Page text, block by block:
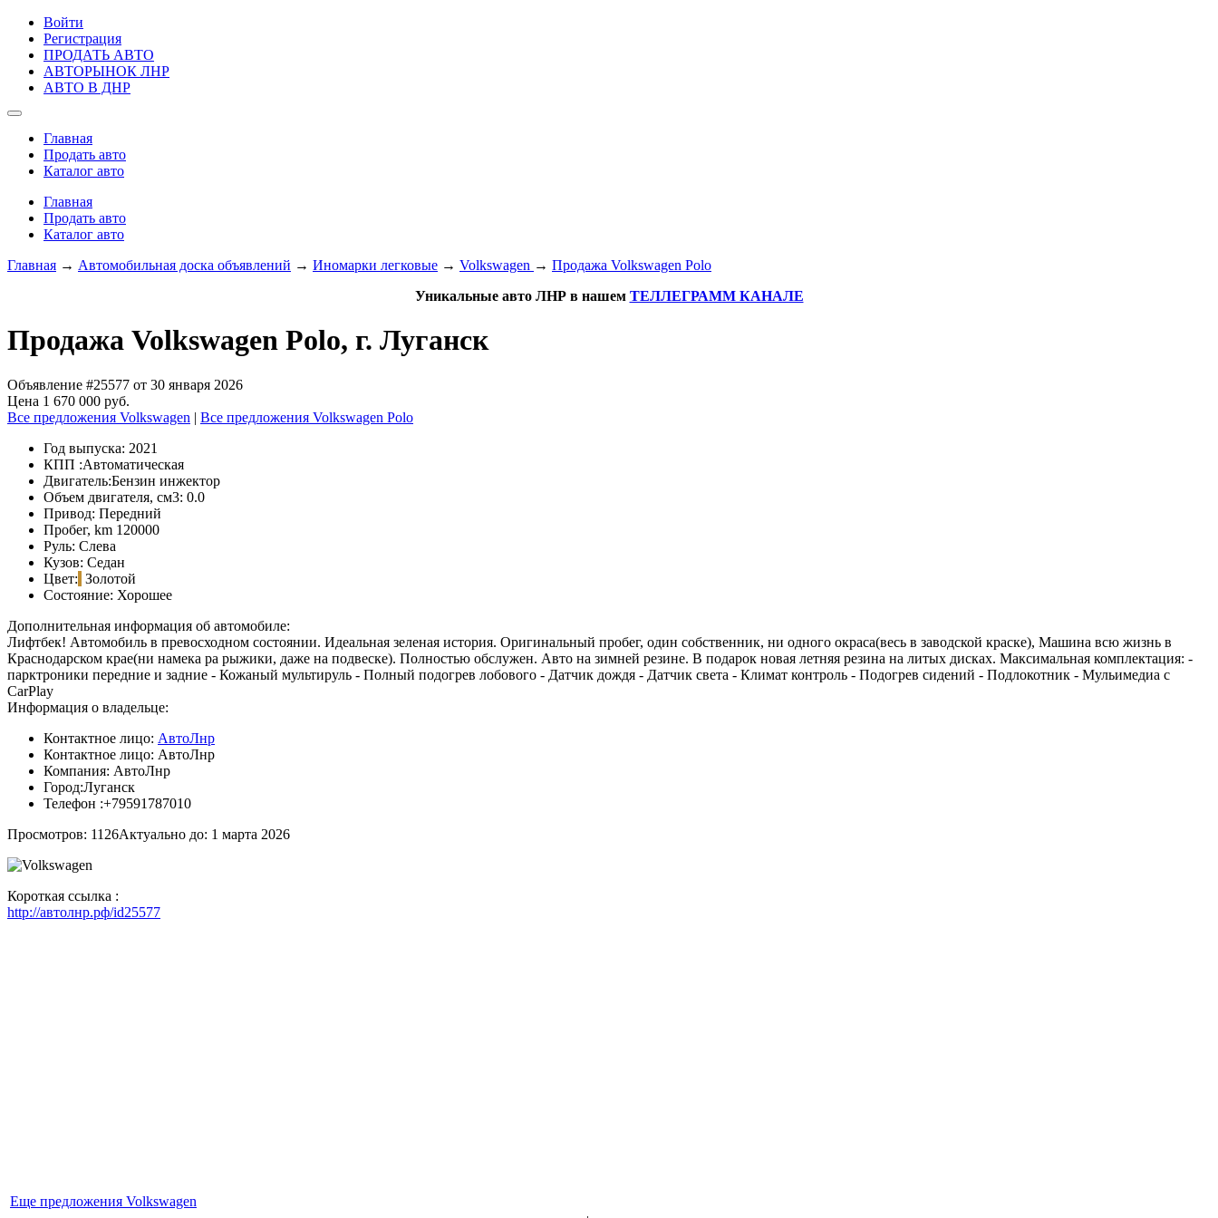
Войти
Регистрация
ПРОДАТЬ АВТО
АВТОРЫНОК ЛНР
АВТО В ДНР
Главная
Продать авто
Каталог авто
Главная
Продать авто
Каталог авто
Главная → Автомобильная доска объявлений → Иномарки легковые → Volkswagen → Продажа Volkswagen Polo
Уникальные авто ЛНР в нашем ТЕЛЛЕГРАММ КАНАЛЕ
Продажа Volkswagen Polo, г. Луганск
Объявление #25577 от 30 января 2026
Цена 1 670 000 руб.
Все предложения Volkswagen | Все предложения Volkswagen Polo
Год выпуска: 2021
КПП :Автоматическая
Двигатель:Бензин инжектор
Объем двигателя, см3: 0.0
Привод: Передний
Пробег, km 120000
Руль: Слева
Кузов: Седан
Цвет: Золотой
Состояние: Хорошее
Дополнительная информация об автомобиле:
Лифтбек! Автомобиль в превосходном состоянии. Идеальная зеленая история. Оригинальный пробег, один собственник, ни одного окраса(весь в заводской краске), Машина всю жизнь в
Краснодарском крае(ни намека ра рыжики, даже на подвеске). Полностью обслужен. Авто на зимней резине. В подарок новая летняя резина на литых дисках. Максимальная комплектация: -
парктроники передние и задние - Кожаный мультируль - Полный подогрев лобового - Датчик дождя - Датчик света - Климат контроль - Подогрев сидений - Подлокотник - Мульимедиа с
CarPlay
Информация о владельце:
Контактное лицо: АвтоЛнр
Контактное лицо: АвтоЛнр
Компания: АвтоЛнр
Город:Луганск
Телефон :+79591787010
Просмотров: 1126Актуально до: 1 марта 2026
Короткая ссылка :
http://автолнр.рф/id25577
Еще предложения Volkswagen